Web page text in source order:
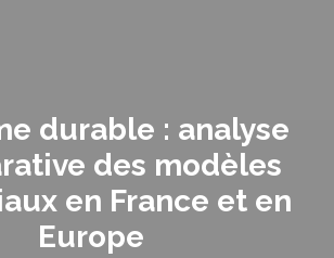
durable : analyse
des modèles
en France et en
Europe